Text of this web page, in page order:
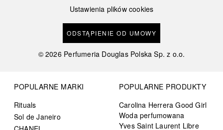
Ustawienia plików cookies
ODSTĄPIENIE OD UMOWY
©2026 Perfumeria Douglas Polska Sp. z o.o.
POPULARNE MARKI
Rituals
Sol de Janeiro
POPULARNE PRODUKTY
Carolina Herrera Good Girl
Woda perfumowana
Yves Saint Laurent Libre